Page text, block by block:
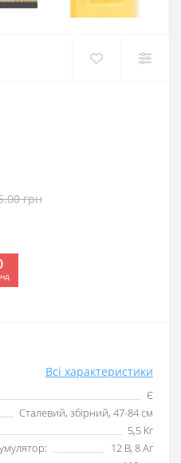
грн
Всі характеристики
Є
Сталевий, збірний, 47-84 см
5,5 Кг
12 В, 8 Аг